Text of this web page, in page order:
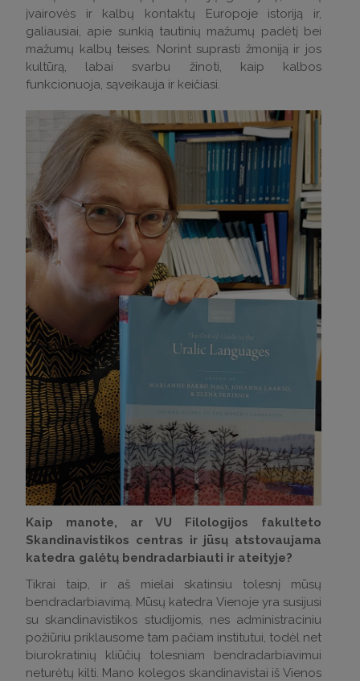
įvairovės ir kalbų kontaktų Europoje istoriją ir,
galiausiai, apie sunkią tautinių mažumų padėtį bei
mažumų kalbų teises. Norint suprasti žmoniją ir jos
kultūrą, labai svarbu žinoti, kaip kalbos
funkcionuoja, sąveikauja ir keičiasi.
Kaip manote, ar VU Filologijos fakulteto
Skandinavistikos centras ir jūsų atstovaujama
katedra galėtų bendradarbiauti ir ateityje?
Tikrai taip, ir aš mielai skatinsiu tolesnį mūsų
bendradarbiavimą. Mūsų katedra Vienoje yra susijusi
su skandinavistikos studijomis, nes administraciniu
požiūriu priklausome tam pačiam institutui, todėl net
biurokratinių kliūčių tolesniam bendradarbiavimui
neturėtų kilti. Mano kolegos skandinavistai iš Vienos